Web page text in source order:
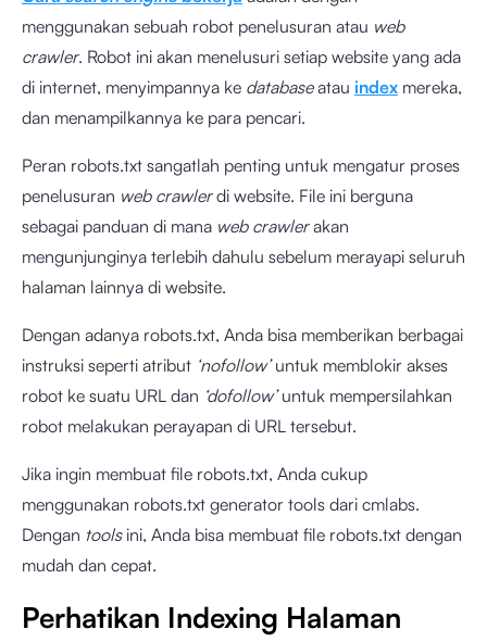
menggunakan sebuah robot penelusuran atau web
crawler. Robot ini akan menelusuri setiap website yang ada
di internet, menyimpannya ke databaseatau index mereka,
dan menampilkannya ke para pencari.
Peran robots.txt sangatlah penting untuk mengatur proses
penelusuran web crawlerdi website. File ini berguna
sebagai panduan di mana web crawlerakan
mengunjunginya terlebih dahulu sebelum merayapi seluruh
halaman lainnya di website.
Dengan adanya robots.txt, Anda bisa memberikan berbagai
instruksi seperti atribut ‘nofollow’untuk memblokir akses
robot ke suatu URL dan ‘dofollow’untuk mempersilahkan
robot melakukan perayapan di URL tersebut.
Jika ingin membuat file robots.txt, Anda cukup
menggunakan robots.txt generator tools dari cmlabs.
Dengan toolsini, Anda bisa membuat file robots.txt dengan
mudah dan cepat.
Perhatikan Indexing Halaman